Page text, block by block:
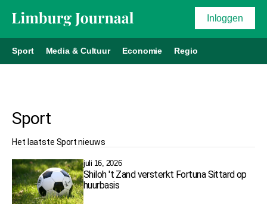
Inloggen
Sport Media & Cultuur Economie Regio
Sport
Het laatste Sportnieuws
juli 16, 2026
Shiloh 't Zand versterkt Fortuna Sittard op
huurbasis